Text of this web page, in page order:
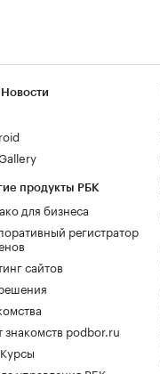
продукты РБК
для бизнеса
регистратор
сайтов
знакомств podbor.ru